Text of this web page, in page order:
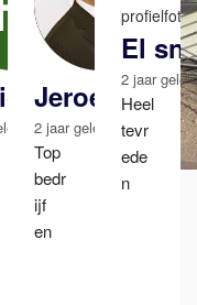
de
Jeroen van
2 jaar geleden
Top
bedr
ijf
en
El
2 jaar
Heel
tevr
ede
n